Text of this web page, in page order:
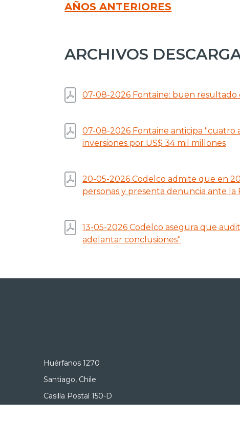
AÑOS ANTERIORES
ARCHIVOS
07-08-2026 Fontaine: buen resultado
07-08-2026 Fontaine anticipa "cuatro
inversiones por US$ 34 mil millones
20-05-2026 Codelco admite que en
personas y presenta denuncia ante la
13-05-2026 Codelco asegura que
adelantar conclusiones"
Huérfanos 1270
Santiago, Chile
Casilla Postal 150-D